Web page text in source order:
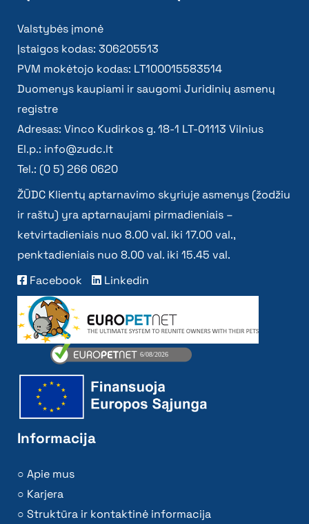
Valstybės įmonė
Įstaigos kodas: 306205513
PVM mokėtojo kodas: LT100015583514
Duomenys kaupiami ir saugomi Juridinių asmenų
registre
Adresas: Vinco Kudirkos g. 18-1 LT-01113 Vilnius
El.p.: info@zudc.lt
Tel.: (0 5) 266 0620
ŽŪDC Klientų aptarnavimo skyriuje asmenys (žodžiu
ir raštu) yra aptarnaujami pirmadieniais –
ketvirtadieniais nuo 8.00 val. iki 17.00 val.,
penktadieniais nuo 8.00 val. iki 15.45 val.
Facebook
Linkedin
Informacija
Apie mus
Karjera
Struktūra ir kontaktinė informacija